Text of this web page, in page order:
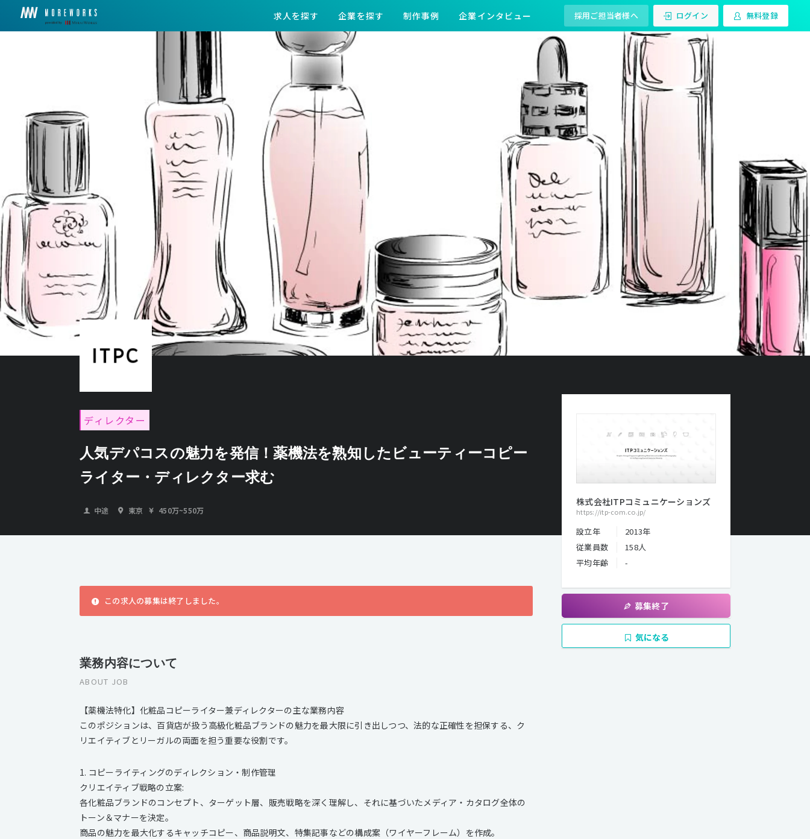
求人を探す 企業を探す 制作事例 企業インタビュー 採用ご担当者様へ ログイン 無料登録
ディレクター
人気デパコスの魅力を発信！薬機法を熟知したビューティーコピー
ライター・ディレクター求む
中途 東京 450万~550万
この求人の募集は終了しました。
業務内容について
ABOUT JOB
【薬機法特化】化粧品コピーライター兼ディレクターの主な業務内容
このポジションは、百貨店が扱う高級化粧品ブランドの魅力を最大限に引き出しつつ、法的な正確性を担保する、ク
リエイティブとリーガルの両面を担う重要な役割です。
1. コピーライティングのディレクション・制作管理
クリエイティブ戦略の立案:
各化粧品ブランドのコンセプト、ターゲット層、販売戦略を深く理解し、それに基づいたメディア・カタログ全体の
トーン＆マナーを決定。
商品の魅力を最大化するキャッチコピー、商品説明文、特集記事などの構成案（ワイヤーフレーム）を作成。
株式会社ITPコミュニケーションズ
https://itp-com.co.jp/
設立年
2013年
従業員数
158人
平均年齢
-
募集終了
気になる